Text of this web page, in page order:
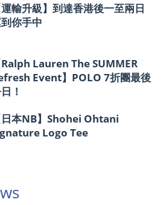
運輸升級】到達香港後一至兩日
你手中
Ralph Lauren The SUMMER
Event】POLO 7折團最後
！
日本NB】Shohei Ohtani
Logo Tee